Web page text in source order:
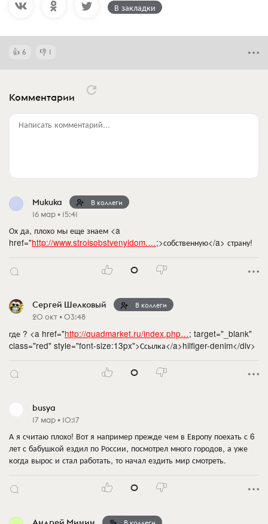
В закладки
6 1
Комментарии
Написать комментарий...
Mukuka В коллеги
16 мар • 15:41
Ох да, плохо мы еще знаем <a
href="http://www.stroisobstvenyidom.…;>собственную</a> страну!
0
Сергей Шелковый В коллеги
20 окт • 03:48
где ? <a href="http://quadmarket.ru/index.php…; target="_blank"
class="red" style="font-size:13px">Ссылка</a>hilfiger-denim</div>
0
busya
17 мар • 10:17
А я считаю плохо! Вот я например прежде чем в Европу поехать с 6
лет с бабушкой ездил по России, посмотрел много городов, а уже
когда вырос и стал работать, то начал ездить мир смотреть.
0